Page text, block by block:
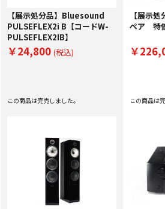
【展示処分品】Bluesound
PULSEFLEX2i B【コードW-
PULSEFLEX2IB】
￥24,800 (税込)
この商品は完売しました。
【展示
ペア 特
￥
この商品は